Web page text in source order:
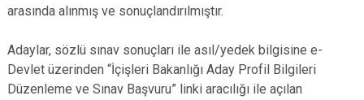
arasında alınmış ve sonuçlandırılmıştır.
Adaylar, sözlü sınav sonuçları ile asıl/yedek bilgisine e-
Devlet üzerinden “İçişleri Bakanlığı Aday Profil Bilgileri
Düzenleme ve Sınav Başvuru” linki aracılığı ile açılan